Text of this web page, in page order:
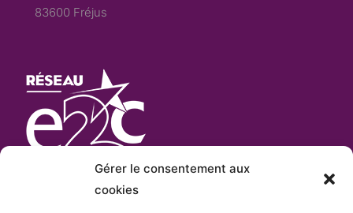
Gérer le consentement aux
cookies
83600 Fréjus